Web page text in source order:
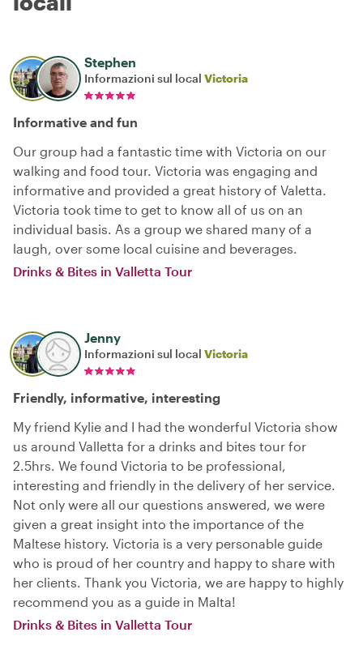
Stephen
Informazioni sul local Victoria
Informative and fun
Our group had a fantastic time with Victoria on our
walking and food tour. Victoria was engaging and
informative and provided a great history of Valetta.
Victoria took time to get to know all of us on an
individual basis. As a group we shared many of a
laugh, over some local cuisine and beverages.
Drinks & Bites in Valletta Tour
Jenny
Informazioni sul local Victoria
Friendly, informative, interesting
My friend Kylie and I had the wonderful Victoria show
us around Valletta for a drinks and bites tour for
2.5hrs. We found Victoria to be professional,
interesting and friendly in the delivery of her service.
Not only were all our questions answered, we were
given a great insight into the importance of the
Maltese history. Victoria is a very personable guide
who is proud of her country and happy to share with
her clients. Thank you Victoria, we are happy to highly
recommend you as a guide in Malta!
Drinks & Bites in Valletta Tour